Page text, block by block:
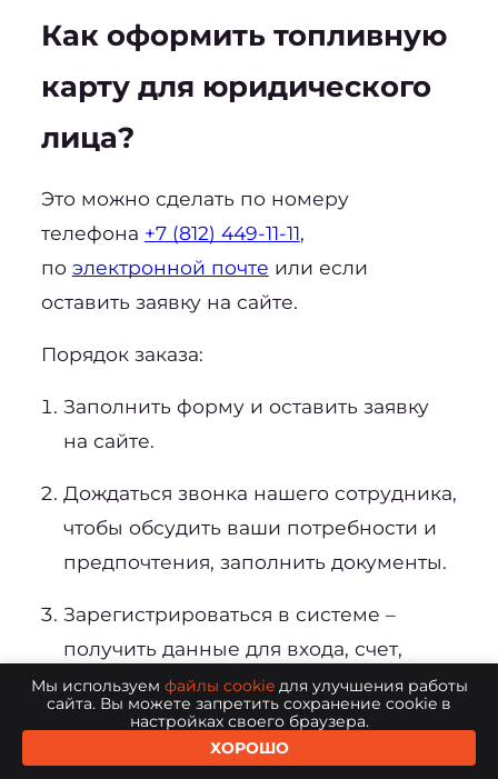
Как оформить топливную
карту для юридического
лица?
Это можно сделать по номеру
телефона +7 (812) 449-11-11,
по электронной почте или если
оставить заявку на сайте.
Порядок заказа:
Заполнить форму и оставить заявку
на сайте.
Дождаться звонка нашего сотрудника,
чтобы обсудить ваши потребности и
предпочтения, заполнить документы.
Зарегистрироваться в системе –
получить данные для входа, счет,
договор.
Пополнить счет, активировать карты.
Мы используем файлы cookieдля улучшения работы
сайта. Вы можете запретить сохранение cookie в
настройках своего браузера.
ХОРОШО